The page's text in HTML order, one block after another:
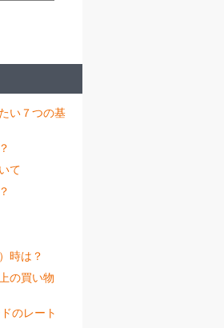
い７つの基
て
時は？
の買い物
のレート